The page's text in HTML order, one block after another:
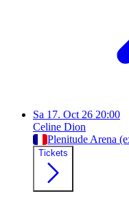
Sa 17. Oct 26 20:00
Celine Dion
Plenitude Arena
Tickets